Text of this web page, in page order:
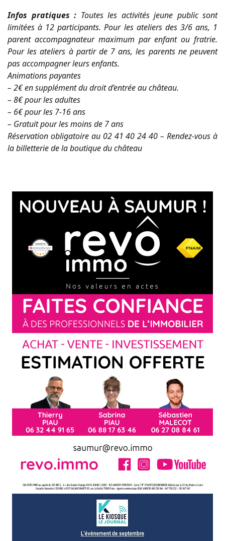
Infos pratiques : Toutes les activités jeune public sont
limitées à 12 participants. Pour les ateliers des 3/6 ans, 1
parent accompagnateur maximum par enfant ou fratrie.
Pour les ateliers à partir de 7 ans, les parents ne peuvent
pas accompagner leurs enfants.
Animations payantes
– 2€ en supplément du droit d’entrée au château.
– 8€ pour les adultes
– 6€ pour les 7-16 ans
– Gratuit pour les moins de 7 ans
Réservation obligatoire au 02 41 40 24 40 – Rendez-vous à
la billetterie de la boutique du château